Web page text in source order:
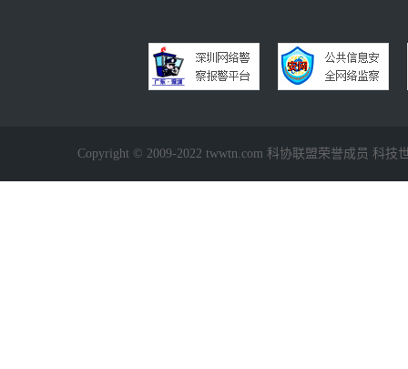
Copyright © 2009-2022 twwtn.com 科协联盟荣誉成员 科